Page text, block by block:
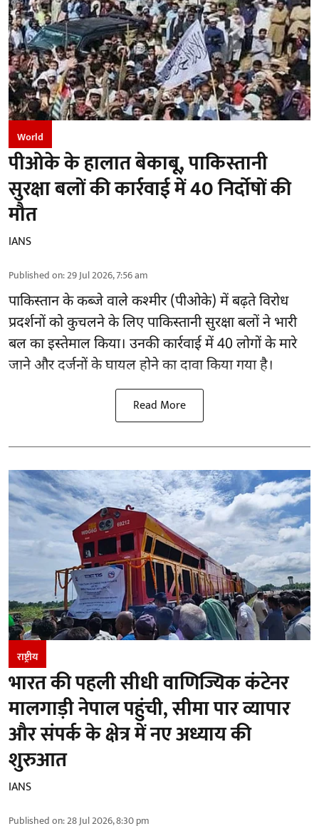
World
पीओके के हालात बेकाबू, पाकिस्तानी
सुरक्षा बलों की कार्रवाई में 40 निर्दोषों की
मौत
IANS
Published on:29 Jul 2026, 7:56 am
पाकिस्तान के कब्जे वाले कश्मीर (पीओके) में बढ़ते विरोध
प्रदर्शनों को कुचलने के लिए पाकिस्तानी सुरक्षा बलों ने भारी
बल का इस्तेमाल किया। उनकी कार्रवाई में 40 लोगों के मारे
जाने और दर्जनों के घायल होने का दावा किया गया है।
Read More
राष्ट्रीय
भारत की पहली सीधी वाणिज्यिक कंटेनर
मालगाड़ी नेपाल पहुंची, सीमा पार व्यापार
और संपर्क के क्षेत्र में नए अध्याय की
शुरुआत
IANS
Published on:28 Jul 2026, 8:30 pm